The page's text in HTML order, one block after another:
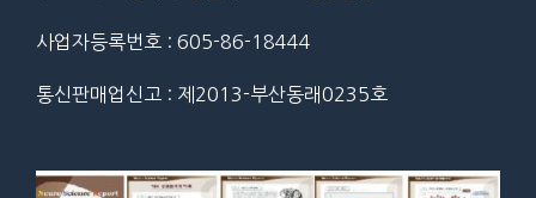
사업자등록번호 : 605-86-18444
통신판매업신고 : 제2013-부산동래0235호